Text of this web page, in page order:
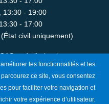
13:30 - 19:00
- 17:00
civil uniquement)
et de l'urbanisme sont
les fonctionnalités et les
ce site, vous consentez
pour faciliter votre navigation et
votre expérience d’utilisateur.